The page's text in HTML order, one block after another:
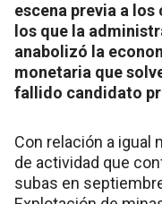
escena previa a
los que la
anabolizó la
monetaria que
fallido candidato
Con relación a igual
de actividad que
subas en